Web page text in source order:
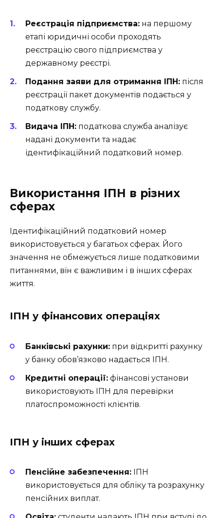
Реєстрація підприємства: на першому
етапі юридичні особи проходять
реєстрацію свого підприємства у
державному реєстрі.
Подання заяви для отримання ІПН: після
реєстрації пакет документів подається у
податкову службу.
Видача ІПН: податкова служба аналізує
надані документи та надає
ідентифікаційний податковий номер.
Використання ІПН в різних
сферах
Ідентифікаційний податковий номер
використовується у багатьох сферах. Його
значення не обмежується лише податковими
питаннями, він є важливим і в інших сферах
життя.
ІПН у фінансових операціях
Банківські рахунки: при відкритті рахунку
у банку обов’язково надається ІПН.
Кредитні операції: фінансові установи
використовують ІПН для перевірки
платоспроможності клієнтів.
ІПН у інших сферах
Пенсійне забезпечення: ІПН
використовується для обліку та розрахунку
пенсійних виплат.